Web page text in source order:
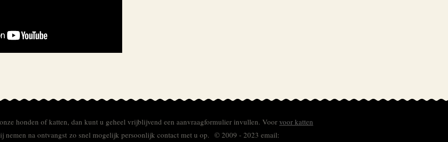
honden of katten, dan kunt u geheel vrijblijvend een aanvraagformulier invullen. Voor voor katten
nemen na ontvangst zo snel mogelijk persoonlijk contact met u op. © 2009 - 2023 email: